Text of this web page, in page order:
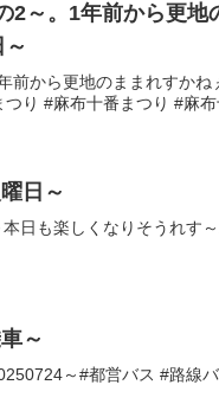
2～。1年前から更
前から更地のままれすか
り #麻布十番まつり #麻布
日～
日も楽しくなりそうれす
～
～#都営バス #路線